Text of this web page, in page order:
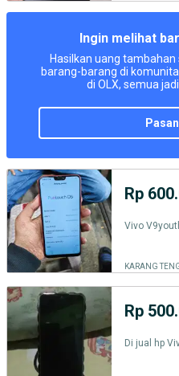
Ingin melihat
Hasilkan uang
barang-barang di
di OLX, semua
Rp
Vivo
Rp
Di jual hp